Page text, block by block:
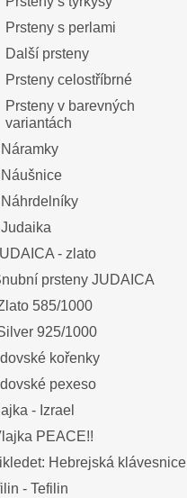
Prsteny s perlami
Další prsteny
Prsteny celostříbrné
Prsteny v barevných
variantách
Náramky
Náušnice
Náhrdelníky
Judaika
- zlato
prsteny JUDAICA
585/1000
925/1000
kořenky
pexeso
- Izrael
PEACE!!
Hebrejská klávesnice
- Tefilin